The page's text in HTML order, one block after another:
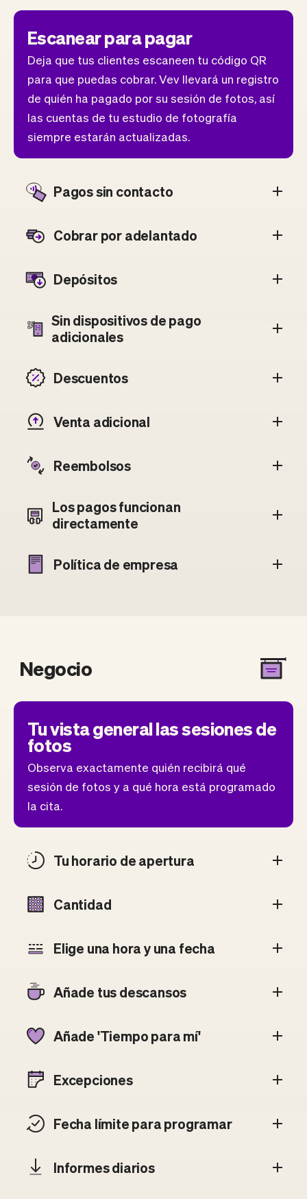
Escanear para pagar
Deja que tus clientes escaneen tu código QR
para que puedas cobrar. Vev llevará un registro
de quién ha pagado por su sesión de fotos, así
las cuentas de tu estudio de fotografía
siempre estarán actualizadas.
Pagos sin contacto
Cobrar por adelantado
Depósitos
Sin dispositivos de pago
adicionales
Descuentos
Venta adicional
Reembolsos
Los pagos funcionan
directamente
Política de empresa
Negocio
Tu vista general las sesiones de
fotos
Observa exactamente quién recibirá qué
sesión de fotos y a qué hora está programado
la cita.
Tu horario de apertura
Cantidad
Elige una hora y una fecha
Añade tus descansos
Añade 'Tiempo para mí'
Excepciones
Fecha límite para programar
Informes diarios